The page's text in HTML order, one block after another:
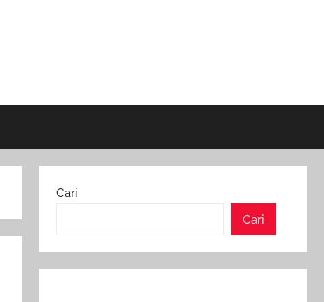
Cari
Cari